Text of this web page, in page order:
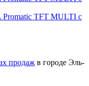
продаж в городе Эль-